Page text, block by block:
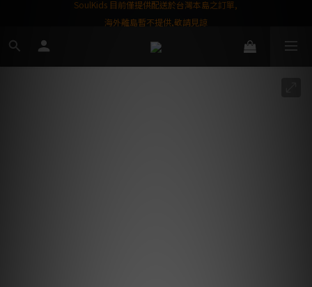
屬購物金❤️
SoulKids 目前僅提供配送於台灣本島之訂單,
海外離島暫不提供,敬請見諒